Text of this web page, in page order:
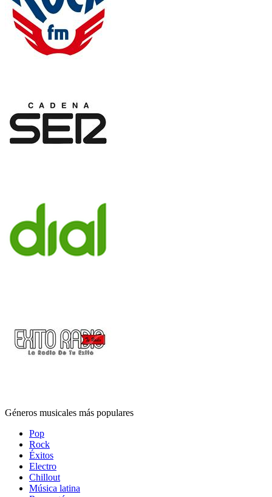
Géneros musicales más populares
Pop
Rock
Éxitos
Electro
Chillout
Música latina